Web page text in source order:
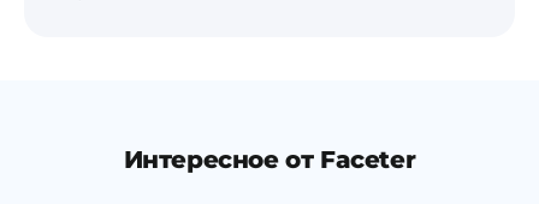
Интересное от Faceter